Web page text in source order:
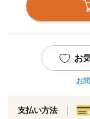
お
お
支払い方法